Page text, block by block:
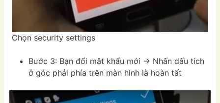
Chọn security settings
Bước 3: Bạn đổi mật khẩu mới -> Nhấn dấu tích
ở góc phải phía trên màn hình là hoàn tất